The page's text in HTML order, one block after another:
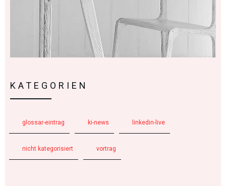
KATEGORIEN
glossar-eintrag ki-news linkedin-live
nicht kategorisiert vortrag